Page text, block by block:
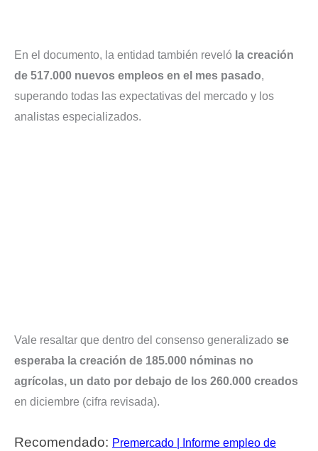
En el documento, la entidad también reveló la creación
de 517.000 nuevos empleos en el mes pasado,
superando todas las expectativas del mercado y los
analistas especializados.
Vale resaltar que dentro del consenso generalizado se
esperaba la creación de 185.000 nóminas no
agrícolas, un dato por debajo de los 260.000 creados
en diciembre (cifra revisada).
Recomendado: Premercado | Informe empleo de